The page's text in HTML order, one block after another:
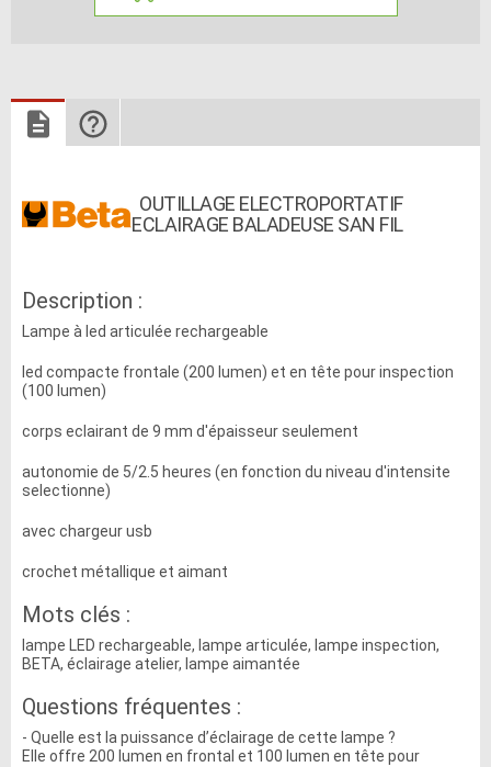
OUTILLAGE ELECTROPORTATIF
ECLAIRAGE BALADEUSE SAN FIL
Description :
Lampe à led articulée rechargeable
led compacte frontale (200 lumen) et en tête pour inspection
(100 lumen)
corps eclairant de 9 mm d'épaisseur seulement
autonomie de 5/2.5 heures (en fonction du niveau d'intensite
selectionne)
avec chargeur usb
crochet métallique et aimant
Mots clés :
lampe LED rechargeable, lampe articulée, lampe inspection,
BETA, éclairage atelier, lampe aimantée
Questions fréquentes :
- Quelle est la puissance d’éclairage de cette lampe ?
Elle offre 200 lumen en frontal et 100 lumen en tête pour